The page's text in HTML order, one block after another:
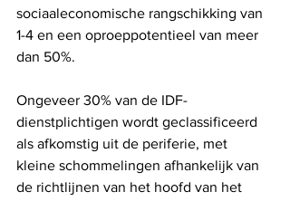
sociaaleconomische rangschikking van
1-4 en een oproeppotentieel van meer
dan 50%.
Ongeveer 30% van de IDF-
dienstplichtigen wordt geclassificeerd
als afkomstig uit de periferie, met
kleine schommelingen afhankelijk van
de richtlijnen van het hoofd van het